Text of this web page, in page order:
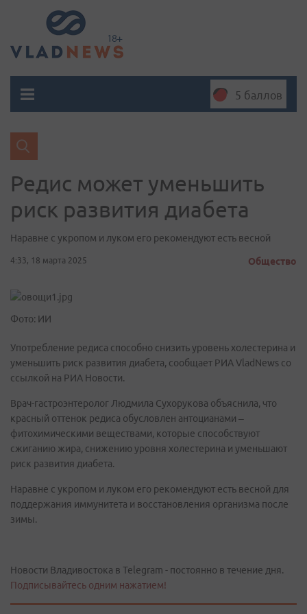
5 баллов
Редис может уменьшить
риск развития диабета
Наравне с укропом и луком его рекомендуют есть весной
4:33, 18 марта 2025 Общество
Фото: ИИ
Употребление редиса способно снизить уровень холестерина и
уменьшить риск развития диабета, сообщает РИА VladNews со
ссылкой на РИА Новости.
Врач-гастроэнтеролог Людмила Сухорукова объяснила, что
красный оттенок редиса обусловлен антоцианами –
фитохимическими веществами, которые способствуют
сжиганию жира, снижению уровня холестерина и уменьшают
риск развития диабета.
Наравне с укропом и луком его рекомендуют есть весной для
поддержания иммунитета и восстановления организма после
зимы.
Новости Владивостока в Telegram - постоянно в течение дня.
Подписывайтесь одним нажатием!